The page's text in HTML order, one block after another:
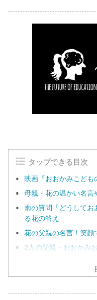
タップできる目次
映画『おおかみこど
母親・花の温かい名言
雨の質問「どうして
る花の答え
花の父親の名言！笑顔
2人の父親・おおかみ